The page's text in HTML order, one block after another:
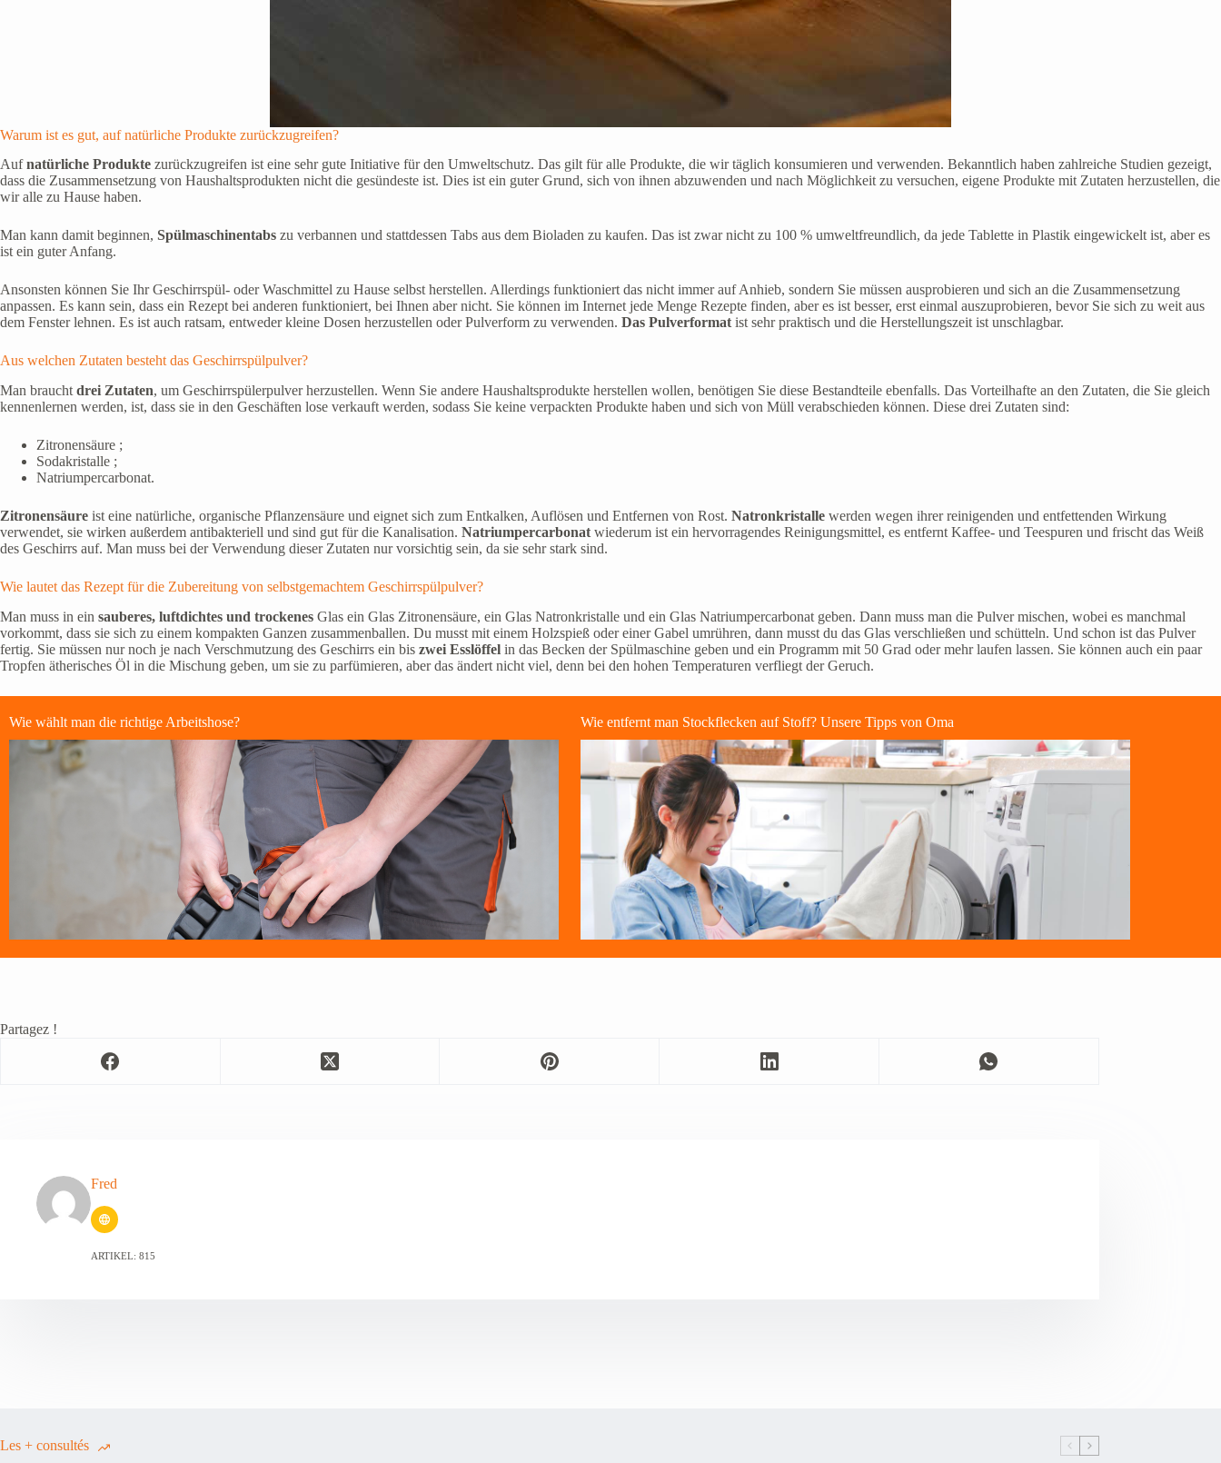
Warum ist es gut, auf natürliche Produkte zurückzugreifen?
Aufnatürliche Produkte zurückzugreifen ist eine sehr gute Initiative für den Umweltschutz. Das gilt für alle Produkte, die wir täglich konsumieren und verwenden. Bekanntlich haben zahlreiche Studien gezeigt,
dass die Zusammensetzung von Haushaltsprodukten nicht die gesündeste ist. Dies ist ein guter Grund, sich von ihnen abzuwenden und nach Möglichkeit zu versuchen, eigene Produkte mit Zutaten herzustellen, die
wir alle zu Hause haben.
Man kann damit beginnen, Spülmaschinentabs zu verbannen und stattdessen Tabs aus dem Bioladen zu kaufen. Das ist zwar nicht zu 100 % umweltfreundlich, da jede Tablette in Plastik eingewickelt ist, aber es
ist ein guter Anfang.
Ansonsten können Sie Ihr Geschirrspül- oder Waschmittel zu Hause selbst herstellen. Allerdings funktioniert das nicht immer auf Anhieb, sondern Sie müssen ausprobieren und sich an die Zusammensetzung
anpassen. Es kann sein, dass ein Rezept bei anderen funktioniert, bei Ihnen aber nicht. Sie können im Internet jede Menge Rezepte finden, aber es ist besser, erst einmal auszuprobieren, bevor Sie sich zu weit aus
dem Fenster lehnen. Es ist auch ratsam, entweder kleine Dosen herzustellen oder Pulverform zu verwenden. Das Pulverformat ist sehr praktisch und die Herstellungszeit ist unschlagbar.
Aus welchen Zutaten besteht das Geschirrspülpulver?
Man braucht drei Zutaten, um Geschirrspülerpulver herzustellen. Wenn Sie andere Haushaltsprodukte herstellen wollen, benötigen Sie diese Bestandteile ebenfalls. Das Vorteilhafte an den Zutaten, die Sie gleich
kennenlernen werden, ist, dass sie in den Geschäften lose verkauft werden, sodass Sie keine verpackten Produkte haben und sich von Müll verabschieden können. Diese drei Zutaten sind:
Zitronensäure ;
Sodakristalle ;
Natriumpercarbonat.
Zitronensäure ist eine natürliche, organische Pflanzensäure und eignet sich zum Entkalken, Auflösen und Entfernen von Rost. Natronkristalle werden wegen ihrer reinigenden und entfettenden Wirkung
verwendet, sie wirken außerdem antibakteriell und sind gut für die Kanalisation. Natriumpercarbonat wiederum ist ein hervorragendes Reinigungsmittel, es entfernt Kaffee- und Teespuren und frischt das Weiß
des Geschirrs auf. Man muss bei der Verwendung dieser Zutaten nur vorsichtig sein, da sie sehr stark sind.
Wie lautet das Rezept für die Zubereitung von selbstgemachtem Geschirrspülpulver?
Man muss in ein sauberes, luftdichtes und trockenes Glas ein Glas Zitronensäure, ein Glas Natronkristalle und ein Glas Natriumpercarbonat geben. Dann muss man die Pulver mischen, wobei es manchmal
vorkommt, dass sie sich zu einem kompakten Ganzen zusammenballen. Du musst mit einem Holzspieß oder einer Gabel umrühren, dann musst du das Glas verschließen und schütteln. Und schon ist das Pulver
fertig. Sie müssen nur noch je nach Verschmutzung des Geschirrs ein bis zwei Esslöffel in das Becken der Spülmaschine geben und ein Programm mit 50 Grad oder mehr laufen lassen. Sie können auch ein paar
Tropfen ätherisches Öl in die Mischung geben, um sie zu parfümieren, aber das ändert nicht viel, denn bei den hohen Temperaturen verfliegt der Geruch.
Wie wählt man die richtige Arbeitshose? Wie entfernt man Stockflecken auf Stoff? Unsere Tipps von Oma
Partagez !
Fred
ARTIKEL: 815
Les + consultés